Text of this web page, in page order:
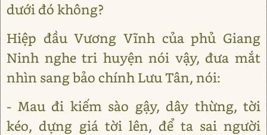
dưới đó không?
Hiệp đầu Vương Vĩnh của phủ Giang
Ninh nghe tri huyện nói vậy, đưa mắt
nhìn sang bảo chính Lưu Tân, nói:
- Mau đi kiếm sào gậy, dây thừng, tời
kéo, dựng giá tời lên, để ta sai người